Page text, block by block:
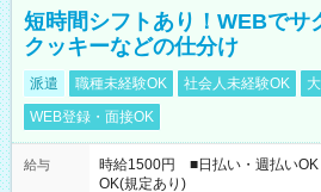
短時間シフトあり！WEBでサ
クッキーなどの仕分け
派遣 職種未経験OK 社会人未経験OK
WEB登録・面接OK
給与
時給1500円 ■日払い・週払い
OK(規定あり)